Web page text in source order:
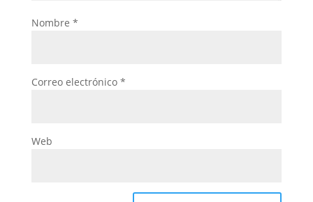
Nombre *
Correo electrónico *
Web